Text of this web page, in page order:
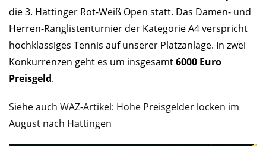
die 3. Hattinger Rot-Weiß Open statt. Das Damen- und
Herren-Ranglistenturnier der Kategorie A4 verspricht
hochklassiges Tennis auf unserer Platzanlage. In zwei
Konkurrenzen geht es um insgesamt6000 Euro
Preisgeld.
Siehe auch WAZ-Artikel: Hohe Preisgelder locken im
August nach Hattingen